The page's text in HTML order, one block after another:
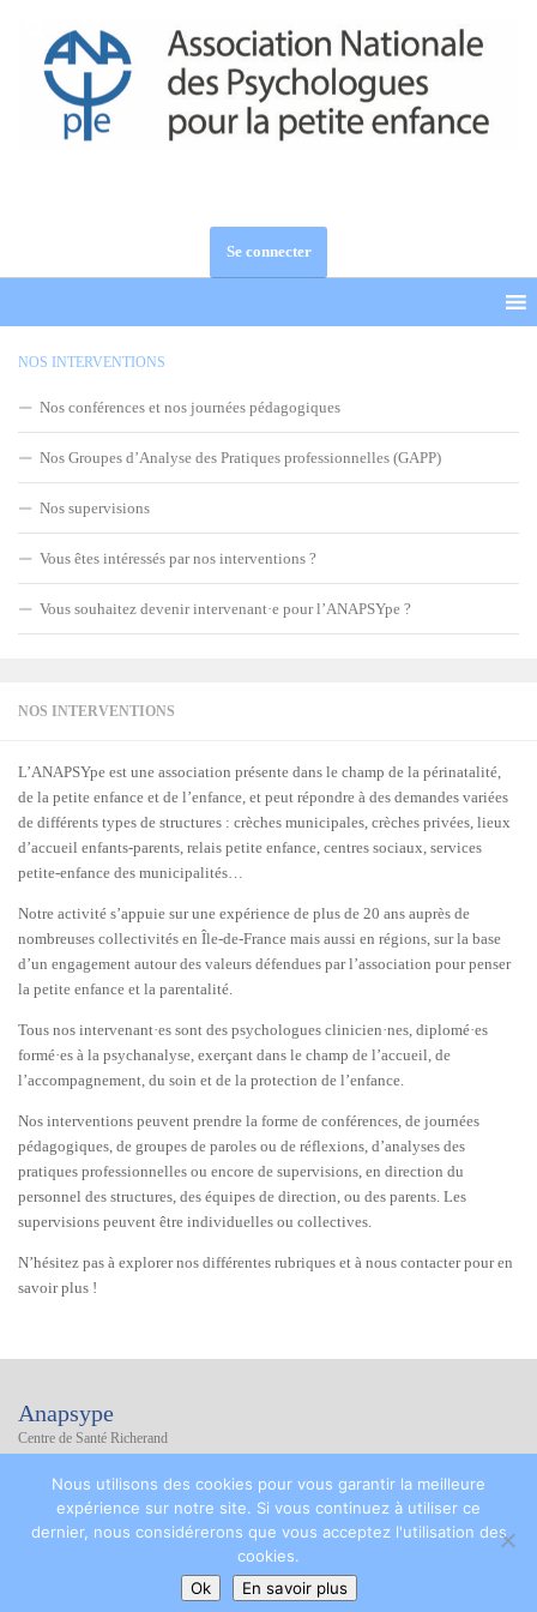
Skip to content
Se connecter
NOS INTERVENTIONS
L’ANAPSYpe est une association présente dans le champ de la périnatalité,
de la petite enfance et de l’enfance, et peut répondre à des demandes variées
de différents types de structures : crèches municipales, crèches privées, lieux
d’accueil enfants-parents, relais petite enfance, centres sociaux, services
petite-enfance des municipalités…
Notre activité s’appuie sur une expérience de plus de 20 ans auprès de
nombreuses collectivités en Île-de-France mais aussi en régions, sur la base
d’un engagement autour des valeurs défendues par l’association pour penser
la petite enfance et la parentalité.
Tous nos intervenant·es sont des psychologues clinicien·nes, diplomé·es
formé·es à la psychanalyse, exerçant dans le champ de l’accueil, de
l’accompagnement, du soin et de la protection de l’enfance.
Nos interventions peuvent prendre la forme de conférences, de journées
pédagogiques, de groupes de paroles ou de réflexions, d’analyses des
pratiques professionnelles ou encore de supervisions, en direction du
personnel des structures, des équipes de direction, ou des parents. Les
supervisions peuvent être individuelles ou collectives.
N’hésitez pas à explorer nos différentes rubriques et à nous contacter pour en
savoir plus !
NOS INTERVENTIONS
Nos conférences et nos journées pédagogiques
Nos Groupes d’Analyse des Pratiques professionnelles (GAPP)
Nos supervisions
Vous êtes intéressés par nos interventions ?
Vous souhaitez devenir intervenant·e pour l’ANAPSYpe ?
Anapsype
Centre de Santé Richerand
75010 PARIS
Tél : 06 48 14 18 28
Mail : anapsype@free.fr
Nous utilisons des cookies pour vous garantir la meilleure
expérience sur notre site. Si vous continuez à utiliser ce
dernier, nous considérerons que vous acceptez l'utilisation des
cookies.
Ok
En savoir plus